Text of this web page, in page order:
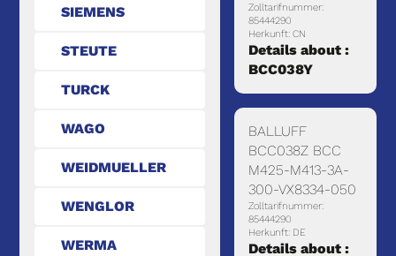
SIEMENS
STEUTE
TURCK
WAGO
WEIDMUELLER
WENGLOR
WERMA
Zolltarifnummer:
85444290
Herkunft: CN
Details about :
BCC038Y
BALLUFF
BCC038Z BCC
M425-M413-3A-
300-VX8334-050
Zolltarifnummer:
85444290
Herkunft: DE
Details about :